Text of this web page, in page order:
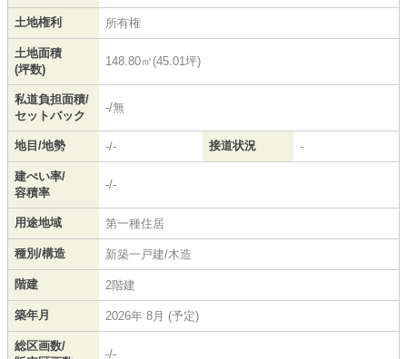
土地権利 所有権
土地面積
(坪数)
148.80㎡(45.01坪)
私道負担面積/
セットバック
-/無
地目/地勢 -/- 接道状況 -
建ぺい率/
容積率
-/-
用途地域 第一種住居
種別/構造 新築一戸建/木造
階建 2階建
築年月 2026年 8月 (予定)
総区画数/
-/-